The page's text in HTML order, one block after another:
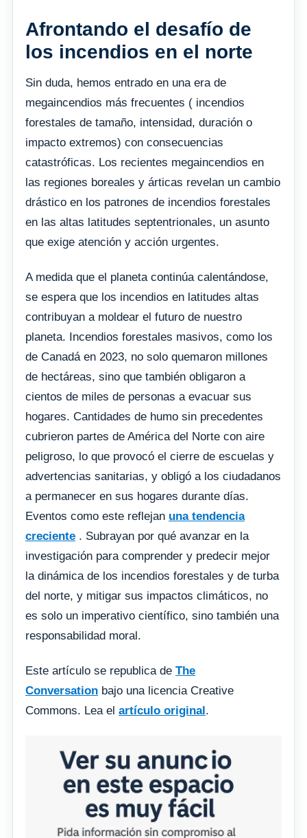
Afrontando el desafío de
los incendios en el norte
Sin duda, hemos entrado en una era de
megaincendios más frecuentes ( incendios
forestales de tamaño, intensidad, duración o
impacto extremos) con consecuencias
catastróficas. Los recientes megaincendios en
las regiones boreales y árticas revelan un cambio
drástico en los patrones de incendios forestales
en las altas latitudes septentrionales, un asunto
que exige atención y acción urgentes.
A medida que el planeta continúa calentándose,
se espera que los incendios en latitudes altas
contribuyan a moldear el futuro de nuestro
planeta. Incendios forestales masivos, como los
de Canadá en 2023, no solo quemaron millones
de hectáreas, sino que también obligaron a
cientos de miles de personas a evacuar sus
hogares. Cantidades de humo sin precedentes
cubrieron partes de América del Norte con aire
peligroso, lo que provocó el cierre de escuelas y
advertencias sanitarias, y obligó a los ciudadanos
a permanecer en sus hogares durante días.
Eventos como este reflejan una tendencia
creciente . Subrayan por qué avanzar en la
investigación para comprender y predecir mejor
la dinámica de los incendios forestales y de turba
del norte, y mitigar sus impactos climáticos, no
es solo un imperativo científico, sino también una
responsabilidad moral.
Este artículo se republica de The
Conversation bajo una licencia Creative
Commons. Lea el artículo original.